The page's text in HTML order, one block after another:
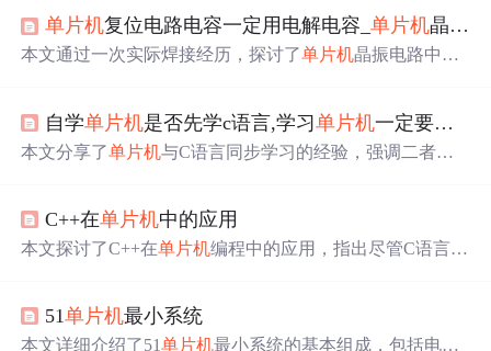
单片机复位电路电容一定用电解电容_单片机晶振电路为什么用22pf或30pf电容，其它不行吗？细说其作用...
本文通过一次实际焊接经历，探讨了单片机晶振电路中为
影响。
自学单片机是否先学c语言,学习单片机一定要先学好C语言再去学
本文分享了单片机与C语言同步学习的经验，强调二者相
利用单片机加深对C语言的理解。
C++在单片机中的应用
本文探讨了C++在单片机编程中的应用，指出尽管C语言传
择。C++的多态性和继承等功能有助于代码的组织和维
护，尤其在系统规模扩大时。然而，C++的使用需要考虑
51单片机最小系统
本文详细介绍了51单片机最小系统的基本组成，包括电源